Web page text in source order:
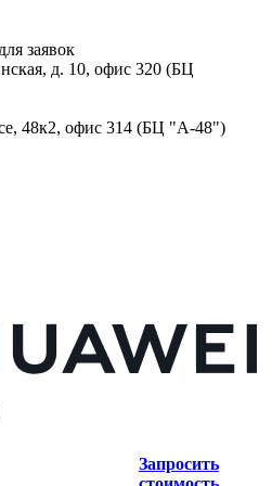
заявок
д. 10, офис 320 (БЦ
48к2, офис 314 (БЦ "А-48")
Запросить